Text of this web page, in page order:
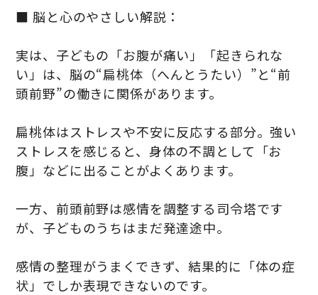
■ 脳と心のやさしい解説：
実は、子どもの「お腹が痛い」「起きられな
い」は、脳の“扁桃体（へんとうたい）”と“前
頭前野”の働きに関係があります。
扁桃体はストレスや不安に反応する部分。強い
ストレスを感じると、身体の不調として「お
腹」などに出ることがよくあります。
一方、前頭前野は感情を調整する司令塔です
が、子どものうちはまだ発達途中。
感情の整理がうまくできず、結果的に「体の症
状」でしか表現できないのです。